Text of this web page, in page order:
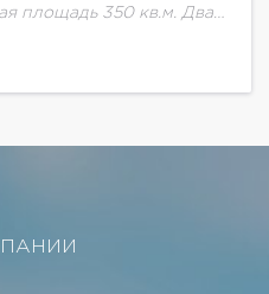
площадь 350 кв.м. Два